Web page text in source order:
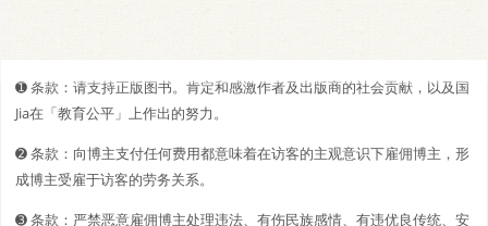
➊️ 条款：请支持正版图书。肯定和感激作者及出版商的社会贡献，以及国
Jia在「教育公平」上作出的努力。
➋️️ 条款：向博主支付任何费用都意味着在访客的主观意识下雇佣博主，形
成博主受雇于访客的劳务关系。
➌ 条款：严禁恶意雇佣博主处理违法、有伤民族感情、有违优良传统、安